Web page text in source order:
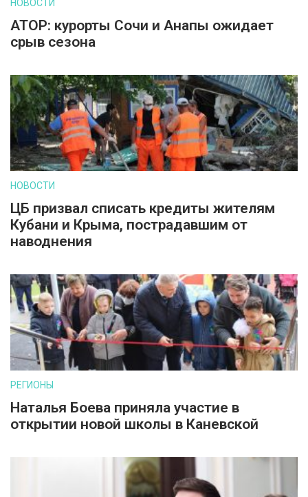
НОВОСТИ
АТОР: курорты Сочи и Анапы ожидает
срыв сезона
НОВОСТИ
ЦБ призвал списать кредиты жителям
Кубани и Крыма, пострадавшим от
наводнения
РЕГИОНЫ
Наталья Боева приняла участие в
открытии новой школы в Каневской